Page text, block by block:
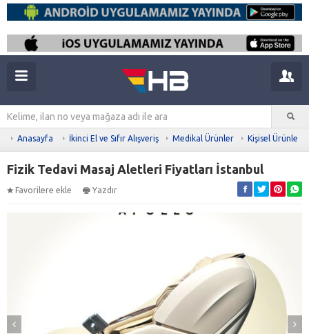
Anasayfa İkinci El ve Sıfır Alışveriş Medikal Ürünler Kişisel Ürünler
Fizik Tedavi Masaj Aletleri Fiyatları İstanbul
Favorilere ekle Yazdır